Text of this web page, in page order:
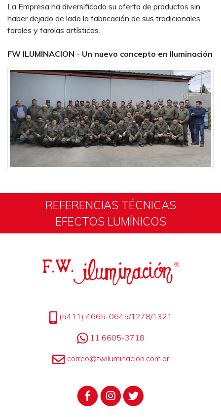
La Empresa ha diversificado su oferta de productos sin
haber dejado de lado la fabricación de sus tradicionales
faroles y farolas artísticas.
FW ILUMINACION - Un nuevo concepto en Iluminación
REFERENCIAS TÉCNICAS
EFECTOS LUMÍNICOS
(5411) 4665-0645/1278/1321
11 6605-3718
correo@fwiluminacion.com.ar